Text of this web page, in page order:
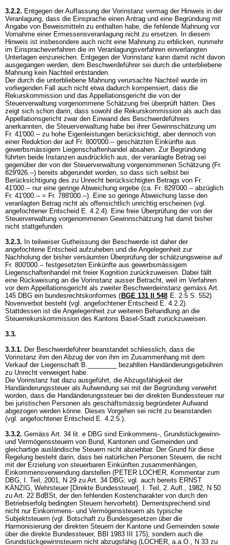
3.2.2. Entgegen der Auffassung der Vorinstanz vermag der Hinweis in der
Veranlagung, dass die Einsprache einen Antrag und eine Begründung mit
Angabe von Beweismitteln zu enthalten habe, die fehlende Mahnung vor
Vornahme einer Ermessensveranlagung nicht zu ersetzen. In diesem
Hinweis ist insbesondere auch nicht eine Mahnung zu erblicken, nunmehr
im Einspracheverfahren die im Veranlagungsverfahren einverlangten
Unterlagen einzureichen. Entgegen der Vorinstanz kann damit nicht davon
ausgegangen werden, dem Beschwerdeführer sei durch die unterbliebene
Mahnung kein Nachteil entstanden.
Der durch die unterbliebene Mahnung verursachte Nachteil wurde im
vorliegenden Fall auch nicht etwa dadurch kompensiert, dass die
Rekurskommission und das Appellationsgericht die von der
Steuerverwaltung vorgenommene Schätzung frei überprüft hätten. Dies
zeigt sich schon darin, dass sowohl die Rekurskommission als auch das
Appellationsgericht zwar den Einwand des Beschwerdeführers
anerkannten, die Steuerverwaltung habe bei ihrer Gewinnschätzung um
Fr. 41'000.-- zu hohe Eigenleistungen berücksichtigt, aber dennoch von
einer Reduktion der auf Fr. 800'000.-- geschätzten Einkünfte aus
gewerbsmässigem Liegenschaftenhandel absahen. Zur Begründung
führten beide Instanzen ausdrücklich aus, der veranlagte Betrag sei
gegenüber der von der Steuerverwaltung vorgenommenen Schätzung (Fr.
829'926.--) bereits abgerundet worden, so dass sich selbst bei
Berücksichtigung des zu Unrecht berücksichtigten Betrags von Fr.
41'000.-- nur eine geringe Abweichung ergebe (ca. Fr. 829'000.-- abzüglich
Fr. 41'000.-- = Fr. 788'000.--). Eine so geringe Abweichung lasse den
veranlagten Betrag nicht als offensichtlich unrichtig erscheinen (vgl.
angefochtener Entscheid E. 4.2.4). Eine freie Überprüfung der von der
Steuerverwaltung vorgenommenen Gewinnschätzung hat damit bisher
nicht stattgefunden.
3.2.3. In teilweiser Gutheissung der Beschwerde ist daher der
angefochtene Entscheid aufzuheben und die Angelegenheit zur
Nachholung der bisher versäumten Überprüfung der schätzungsweise auf
Fr. 800'000.-- festgesetzten Einkünfte aus gewerbsmässigem
Liegenschaftenhandel mit freier Kognition zurückzuweisen. Dabei fällt
eine Rückweisung an die Vorinstanz ausser Betracht, weil im Verfahren
vor dem Appellationsgericht als zweiter Beschwerdeinstanz gemäss Art.
145 DBG ein bundesrechtskonformes ( BGE 131 II 548 E. 2.5 S. 552)
Novenverbot besteht (vgl. angefochtener Entscheid E. 4.2.2).
Stattdessen ist die Angelegenheit zur weiteren Behandlung an die
Steuerrekurskommission des Kantons Basel-Stadt zurückzuweisen.
3.3.
3.3.1. Der Beschwerdeführer beanstandet schliesslich, dass die
Vorinstanz ihm den Abzug der von ihm im Zusammenhang mit dem
Verkauf der Liegenschaft B.________ bezahlten Handänderungsgebühren
zu Unrecht verweigert habe.
Die Vorinstanz hat dazu ausgeführt, die Abzugsfähigkeit der
Handänderungssteuer als Aufwendung sei mit der Begründung verwehrt
worden, dass die Handänderungssteuer bei der direkten Bundessteuer nur
bei juristischen Personen als geschäftsmässig begründeter Aufwand
abgezogen werden könne. Dieses Vorgehen sei nicht zu beanstanden
(vgl. angefochtener Entscheid E. 4.2.5.).
3.3.2. Gemäss Art. 34 lit. e DBG sind Einkommens-, Grundstückgewinn-
und Vermögenssteuern von Bund, Kantonen und Gemeinden und
gleichartige ausländische Steuern nicht abziehbar. Der Grund für diese
Regelung besteht darin, dass bei natürlichen Personen Steuern, die nicht
mit der Erzielung von steuerbaren Einkünften zusammenhängen,
Einkommensverwendung darstellen (PETER LOCHER, Kommentar zum
DBG, I. Teil, 2001, N 29 zu Art. 34 DBG; vgl. auch bereits ERNST
KÄNZIG, Wehrsteuer [Direkte Bundessteuer], I. Teil, 2. Aufl., 1982, N 50
zu Art. 22 BdBSt, der den fehlenden Kostencharakter von durch den
Betriebserfolg bedingten Steuern hervorhebt). Dementsprechend sind
nicht nur Einkommens- und Vermögenssteuern als typische
Subjektsteuern (vgl. Botschaft zu Bundesgesetzen über die
Harmonisierung der direkten Steuern der Kantone und Gemeinden sowie
über die direkte Bundessteuer, BBl 1983 III 175), sondern auch die
Grundstückgewinnsteuern nicht abzugsfähig (LOCHER, a.a.O., N 33 zu